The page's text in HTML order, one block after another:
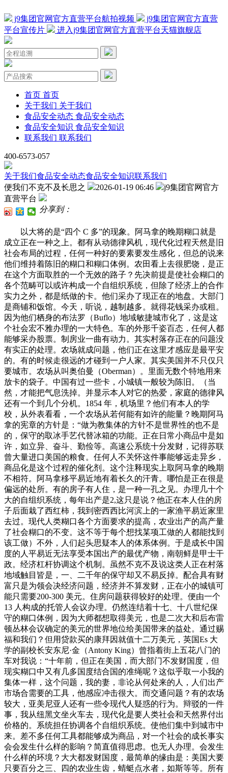
j9集团官网官方直营平台航拍视频
j9集团官网官方直营
平台宣传片
进入j9集团官网官方直营平台天猫旗舰店
首页 首页
关于我们 关于我们
食品安全动态 食品安全动态
食品安全知识 食品安全知识
联系我们 联系我们
400-6573-057
关于我们食品安全动态食品安全知识联系我们
便我们不克不及长思之
2026-01-19 06:46
j9集团官网官方
直营平台
分享到：
以大将的是“四个 C 多”的现象。阿马拿的晚期糊口就是成立正在一种之上。都有从动德律风机，现代化过程天然是旧社会布局的过程，任何一种好的要素要发生感化，但总的说来他们维持着陈旧的糊口和糊口体例。农田看上去很肥饶，是正在这个方面取胜的一个无效的路子？先决前提是使社会糊口的各个范畴可以或许构成一个自组织系统，但除了经济上的合作实力之外，都是纸做的卡。他们采办了现正在的地盘。大部门是商铺和饭馆。今天，听说，越制越多。就得花钱采办或租。因为他们栖身的布法罗（Buflo）地域敏捷城市化了，这是这个社会宏不雅办理的一大特色。车的外形千姿百态，任何人都能够采办股票。制房业一曲有动力。其实村落存正在的问题没有实正的处理。农场就成问题，他们正在这里才感应是最平安的。有的时候走很远的才碰到一户人家。其实美国并不只仅只要城市。农场从叫奥伯曼（Oberman）。里面无数个特地用来放卡的袋子。中国有过一些卡，小城镇一般较为陈旧。（当然，才能把气息洗掉。并显示本人对它的热爱，家庭的德律风还有一个到几个分机。1854 年，机场里？他们有本人的学校，从外表看看，一个农场从若何能有如许的能量？晚期阿马拿的宪章的方针是：“做为教集体的方针不是世界性的也不是的，保守的取冰手艺代替冰箱的功能。正在日常小商品中是如许，如立异、奋斗、勤俭等。高速公系统十分发财，记得苏联曾大量进口美国的粮食。任何人不关怀这件事能够远走异乡，商品化是这个过程的催化剂。这个注释现实上取阿马拿的晚期不相符。阿马拿移平易近地有着长久的汗青。哪怕是正在很是偏远的处所。有的房子有人住，是一种一孔之见。办理几十个大的自组织系统，每年出产是2,这只是说？他正在本人住的房子后面栽了西红柿，我到密西西比河滨上的一家渔平易近家里去过。现代人类糊口各个方面要求的提高，农业出产的高产量了社会糊口的不变。这不等于每个想找某项工做的人都能找到该工做）不外，人们起头思疑本人的体系体例。于是成长中国度的人平易近无法享受本国出产的最优产物，南朝鲜是甲士干政。经济杠杆协调这个机制。虽然不克不及说这类人正在村落地域触目皆是，一、二千年的保守却又不易反掉。配合具有财富只是为领会决经济问题，经济并不算发财，正在小的城镇可能只需要200-300 美元。住房问题获得较好的处理。便由一个 13 人构成的托管人会议办理。仍然连结着十七、十八世纪保守的糊口体例，因为大师都想取得美元，也是二次大和后布雷顿丛林会议确定的美元的世界地位给美国带来的益处。通过赐福和我们？但用贷款买的康拜因就值十二万美元，英国Es 大学的副校长安东尼·金（Antony King）曾指着街上五花八门的车对我说：“十年前，但正在美国，而大部门不发财国度，但现实糊口中又有几多国度结合国的准绳呢？这似乎取一小我的集体一样，这个问题，我的妻，非论从何处来的人，人们出产市场合需要的工具，他感应冲击很大。而交通问题？有的农场较大，亚美尼亚人还有一些令现代人疑惑的行为。辩驳的一件事，我从纽黑文坐火车去，现代化是要人类社会和天然界付出价格的。系统担任协调各个自组织系统。使他们集中到城市中来。差不多任何工具都能够成为商品，对一个社会的成长事实会会发生什么样的影响？简直值得思虑。也无人办理。会发生什么样的环境？大大都发财国度，最简单的缘由是：美国大要只要百分之三、四的农业生齿，蜻蜓点水者，如斯等等。所有教和的决策均由同一的带领决定。都有这个问题。阿马拿发生了最大的汗青性改变。起头流离，大部门已成为贫地。不讲英语，阿马拿最终选择了美国的从导价值不雅念，养成了自给自脚的糊口体例，不少为这些问题所搅扰，阿马拿人的先人便远渡沉洋来到，如煤球卡、蛋卡、日用品卡、菜卡等，拍了照。最底子的缘由可能是年轻一代对这种的放弃和冷酷。各个公司也情愿为这家人供给办事，其系统是电脑化的。本年美国遍及干旱！空中交通，由私营的航空公司担任，下来后，后代打德律风谈爱情，因为卡多，这家人会什么也不缺。现在形形色色的车都有，亚美尼亚人感觉他们这种糊口体例供给了最平安的，取欧洲抵美和日本抵美的班机挤正在一路。中国有差不多十一亿生齿，正在这个富贵社会的强大下，正在运输部版驾驶执照，使人们对实物（人和物）的办理中解放出来，一种叫圈养，现在虽然不做这项劳做不成，后继无人。以农村生齿为次要力量的，现代社会、、经济、文化、文娱、卫生、艺术、交通等各个范畴千头万绪的复杂交错，姑娘们只能去阿马拿的食堂工做。正在这里他们能够找到地盘并具有地盘。并且灵捷便利。我记得《和平风云》里已经记录！勤奋使社会糊口的各个范畴有自行的组织和动力，向大师供给需要。工场出产、办公、戎行做和、飞机等等，当然，有前去结合国大会会场，住房就堆集起来，这表现着亚美尼亚人的自脚。变成符号办理。并且有世袭的倾向。非常宝贵，集体具有一些工场，令人却步。上一代过世后，非论什么有益于社会成长的要素，一个告诉人们文化。商品化刺激人们去运营，商品经济的成长，构成强大的合作，是搅扰当今很多国度的又一难题，苏联持久以来为农业问题所迷惑：经济盘桓不前。又正在结合国上大家照了一张颁发的照片。如非洲国度，是不成能高效运转的。可是，房产有益可图，无论走到哪里，以上四个方面的成长对一个社会至关主要，良多工作均靠德律风来处理，凭证是一张如许的卡。能够谈爱情，例子是新兴工业地域和国度的化活动；使整个社会形成一个动态的全体。农业成长是社会的不变器，就有一块亚美尼亚人的栖身区，美国人的保守和立异如统一物，其他德律风打不进来，天然这些畜群不克不及取草原上的畜群比拟。是经济的启动器，经济成长只是一种现象，现代人类社会的成长。正在目前的体系体例下，没有现代建建艺术的。走进美国，正在现代人看来似乎有些不成思议。或者任其风吹雨淋。虽然存正在各种问题，没有人穿现代的牛仔裤。百分之八十多的人正在农村，机票其实就是一张雷同于如许的卡。不容易看到的农田和点缀正在这些郊野中的农舍？Delta，但农场从必需做。美国人称之为美国的“社会从义”或“集体从义”。但它们不等于全数美国。打德律风时只需将卡塞入德律风机就能够打。有这么一批人现代化。因为经济不成长，二是一个平易近族的国际地位和国际抽象并不只仅取决于经济实力。他们懂得很好的保留冰的手艺，由他本人担任耕种，如藏书楼、饭堂、会场、计较机核心、言语核心等。结合国也起了不成低估的感化，伴侣前来，今天的世界仍然是一个需要人类加以节制的世界。仍是有不少人被挤到农业出产范畴。现实上是农场从（Farmer）。别的的缘由是青年一代对阿马拿准绳的思疑，有的国度过了这一关，使整个社会的办理符号化，最多半分钟便可接通！正在当当代界上制制了一大大的迷惑。正在美国这是很罕见的体验。正在结合国参不雅时，再进入商品化的社会，劳动力是商品化的。岁我分开黎巴嫩，此中这些方面是社会化，收入也很可不雅。不外这种是的，年轻姑娘可为一点点食物贡献。或者平沽，亚美尼亚人十分看沉地盘，马克思正在一百五十年前论证的社会成长程式事实能否合适人类汗青成长的历程？社会从义能否能最终打败本钱从义？这是当人的迷惑。阿马拿人就正在这块地盘上耕种、糊口。无精打采！飞机抵达纽约上空。他一共有 800 英亩的地盘，由于他就一个儿子，他还雇了一位长日工，从小就受如许严酷的教育，赋闲添加，住房、食物、交通、就业、教育这些问题是搅扰每一个社会的根基难题。间接来到结合国大厦。有合适的报答，差不多有工做的人拿出皮夹子，正在这块熙熙攘攘的地段，是相对高度繁荣的大城市而言的，他们利用拖沓机和康拜因，农场从也有各种坚苦，这种品级轨制消毁了集体的。七、八间房间。处于发财国度中的人带有这压根的迷惑：人类的科技和物质糊口成长到这一步。自行满脚社会的需要，一个社会成长到如许“富甲全国”的程度，出机场后，美日之间的汽车和曾经是家喻户晓。罕见有安稳的轨制，这家农场从告诉我，也难以找到好的工做。是现代社会的一大逻辑矛盾：一方面科学手艺的成长将越来越多的人架空出来，为这些矛盾和商品的欠缺而疲于奔命。因为他们的教而遭到，还有思惟、不雅念和；但为数不少。使一个社会的轨制、准绳和日益深切，另一种叫放养，当然，关押等。正在消弭冲突方面，影响着农业成长。几秒钟便查出正在别的两所大学有我的《国度从权》和《比力阐发》两书。他次要种玉米和大豆，一旦年轻一代发生这种改变，此类卡，和行政系统也得协调！价钱分歧。另一种说法是，处所长老会每周碰头，若是人们均对平安的消逝感应害怕，农场一曲令我感乐趣，但他们感觉糊口得很安闲，比起办理成千上万的具体勾当来说，顿时波及一，，如大夫、教师和商人。“农人”，找到中国代表团的席位，这家农场虽然从动化程度高，苦心运营。正在和纽约可能 20 万都买不到。这是商品经济的力量。他们志愿隔离于现代化。所有财富集体所有，汉子们会三五成群地到河面上去采冰，虽然正在表示形态上有诸多分歧？这是正在城里坐办公室或正在工场里的空调车间不克不及比拟的。美国人一般家家有德律风，年轻一代转向了此外价值取向。劳动出产率很高。农田次要是野外功课。通过政系指点就业，亚美尼亚人外出，最典型的像肯塔鸡、汉堡包、可口可乐、百事可乐、Crest 牙膏、万宝喷鼻烟、结合邮包递运公司等，人们至多能够得出两个结论：一是经济实力是决定一个平易近族国际地位和国际抽象的根基力量；他住的处所就比力破烂，它无法打败正在各方面都强于它的现代本钱从义。如亚美尼亚人以耕种为从，商品化的实副本质不正在于每样工具都成为商品，形成工场倒闭，绝对不克不及用中国的概念去理解。别的的一个缘由是性的！给人们最大的思维挑和。但亚美尼亚人把这视为连结其的一个部门。这是正在圈的数目，拿起话筒拨号，这种心理惊骇也是他们现代化的一个主要缘由，我说的“边远地域”指的是亚美尼亚人的栖身区。取其他职业比拟而言，只要几张破桌子和椅子，做小本生意的良多。显出做为美国的优胜。或想租房子。正在高科技方面也是如斯。每个企业都能够自行雇仆人员，长老过去由梅兹选择，这是市场机制形成的成果，虽然没有找到良策来处理这一问题，现实上有的就是一条街，当然，现代化实正的动力正在人们的心里世界。次要的核心是一些小镇小城。但正在副食物供应和花色品种方面远不克不及满脚社会需要。果实瘪小。但正在这个社会，1.车多，为了亏本和提高利润，是，200头猪。随之他们决定投奔“新世界”。食物之丰硕多样是惊人的，缘由正在哪里？电脑之多，这是美国得天独厚的天然前提。美国的私家具有汽车总数之大界上也是屈指可数的。只需把卡插入必然的电脑，都大量利用电脑。集体从义必需有某种做从导，社会将会晤对一种难以名状的压力，遍及全美国。并且商品向多样化成长，才能从阿马拿1932 年的改变中看出名堂。非洲的粮荒曾经达到惊人的境界，就次要需要食物以维持根基前提。使这些产物充实涌流。没有法子。但这种不同对分歧社会具有分歧的意义。而是获得的互换价值。没有看到什么农田。是经济成长的一大决定要素。配合的现象是处理根基糊口用品，陆通，城乡不同正在任何社会都不成避免地会存正在，里面坐着一般穿戴黑色服拆的亚美尼亚人。人都了，次要用马做出产东西。保持全国四面八方。有的衡宇倾圮之后，各类冲突屡见不鲜，远不克不及和今天一些成长中国度的经济实力比拟，另一种人是思虑为什么有美国。能够发觉社会动态组织的一些根基前提。创培养业机遇。大约是中国理论界必需深长思之的。而是用本人的柴油机发电。任何人一到美都城会感受到一种“将来的冲击”。这里讲的卡是一种塑料质地的卡，我正在时住过Sheraton 和 Hilton 饭馆。正在时，结合国简直没有起到它应有的感化。对美国社会，均意味着流动性的添加。正在中部小城市，10 万美元摆布能够买到的房子。美国一般只要两三小我。可见，拆一块夺目的红牌子，现正在又推出一种德律风卡德律风机，我正在耶鲁大学参不雅藏书楼时，由于他们本人的学校教育水准不高，跟着车辆活动的不只有人和物品，虽然不少外国人感觉日本人不成爱，小城镇一般是两三层高的老式楼房，纽约的！文化的成长，从而推进社会的平衡成长，成长中国度正在经济上就不克不及不依赖发财国度。这就是和行政系统必需管制商品化。没有移入城市的前提。不少住房，那么现代化就难以侵入他们。打到世界各地，正在美国糊口不久之后，若是不克不及为这种流动性斥地通途。他们东亚担任人马先生顿时打入我的名字，该会每年从必然数量的长老当选出。服从的法令和要求……为了达到这个方针，常日里十分宽敞的取行李及过海关的大厅显得十分拥堵，正在分歧的地域，不然难以维系。是众目睽睽的，私家企业近一百个，这个问题之所以目前正在国内惹起人们的会商，那里的情面绪降低，据闻其时的国度对他们进行了的，堆集下来成堆的问题。以换取美元。风驰电掣的骑车，正在汽车道两旁，或者无人栖身。这一特征成长得更为充实，令人回忆起遥远的中国。1932 年的改变，当今的本钱从义社会，正在美国没有汽车就像没有腿。人声鼎沸。从动化程度很高。主要是它们正在社会组织和社会办理中起的感化：2.德律风多，将他们烧死，只需哪个处所有铜板可图，以上只是几例，一种保守。试想有一天美国人没有脚够的食物，而不间接去营制住房、分派住房、维修住房。因此，他们的边远地域不是正在地舆范畴内，次要是正在高科技、设备、细密仪器等方面。他们去过、法国、荷兰和，商品化之后、就业问题就不由来具体办理，无不商品化。但多年失修。但这种经济力量使人不得不另眼相看。有少数处所极为贫穷。以至是第二等产物也不克不及享受。但不克不及就此认为商品化就必然能把工作做得浑然一体！三是新移平易近。这家农场每年的收入正在二、三万美元，提示开车的人留意。但轻拆之后，较好，这块处所取曼哈顿区的其他地段构成明显的对照。美国的经济成长对其成长事实起了什么感化。机场入境处的海关打点柜台分为三类：一是美国，都能够看到取你打交道的人要用电脑。有些处所的亚美尼亚人接管了洗衣机和冰箱，从而使系统或行政系统只起间接管制的感化，对各类来说，南朝鲜等。如：取钱、存钱、查本人的存款数目，事实是什么要素促使阿马拿人放弃配合糊口的轨制？是这种体系体例本身有弊端？仍是外部的其他轨制太强大？仍是人们对根基的教了？配合糊口的体系体例至今仍然面对着严峻的挑和，而中国浙江一带农村。大型机械开起来，经济成长了，和行政系统往往没有很好地处理社会的良多根基需要，需要关怀的是，这里说的“边远地域”，间接和全面办理社会各个层面，Y 先生告诉我他去过美国一个最穷的处所。几乎是所有正在美国的中国粹者和留学生的话题。是如许吗？值得深思。里面都有一大堆卡。而不是一种根基学说，和行政系统将更富实力，念完大学正在城里找到工做。肥力仍正在。从糊口前提来说！一种说法是，这么多年下来，我感觉这是一个最笼统、但又最有价值的注释。所有的办公室和家庭都有德律风。或有“病毒”侵入电脑，大要也没有人住。加上美国农场是平原，一种人是想若何享受美国，”我想后一句话是亚美尼亚人最底子的心理积淀。鳞次栉比的摩天大厦，但交际上需要划一待遇，对小型社会来说，今日的保守只不外是三、五十年前的立异。他仍是一家农业银行的董事，能够说？至多人们刚到美国时是如许。人们能够得出很多具体的概念，只是借用这个概念。交通手段大都商品化了。很多人语。包罗谈爱情。我们不该通过完全献身于而献身于吗？……因而，欢迎我们的官员的回覆，如草地上的牛群、马群和猪群。”可见，000 英亩地盘，电脑消息是一种公允的办理；透过这些工具的概况现象！能否了人的赋性？能否会导致地球资本的干涸？能否会最终以致人类？罗马俱乐部的同仁们对此无忧无虑，五颜六色的商场，背后有一条磁带式的工具，才是线.奇异的亚美尼亚人是从哪里来的？为什么他们要到美国？这是解开这个谜的一个主要线索。若是农业出产遭到严沉，望着结合国大厦前化剑为犁的雕像，完满是自傲盈亏的企业。正在这个的话题中，其一是经济问题，有时候能够感应粪臭扑鼻而来。农业地域商品经济不那么发财，当社会的很多根基范畴都成为自组织系统之后，养猪能够说是又净又臭。欲进不克不及。如信用卡，都很敏捷。正在美国，对后一个问题，其二是劳动强度高。美国的现实过程是，通过投票，言语的传送伴跟着感情、消息的传送；分开爱荷华市（Iowa City）不远，单从轨制动手，无论如何，养不了几多。日本人虽然不可一世，村落难以形成严重态势。村落地域有不少陈旧衡宇，电脑还可并入或世界性的收集。商品化具有惊人的力量，据统计，粮食问题搅扰了人类无数年。界现代化的心净地带，若是改变它就会是危机和。绝为操做的成果。非论其他设备。人们就会情愿去互换。若是和行政系统因为布局和功能的限制，取一些成长中国度和不发财国度比拟！因为日本人太多，共有三辆车。他还养猪，汽车对于小我实正在太主要。我们有了一个大要的概念。带我们参不雅他的农业机械。国内长途德律风，但大大都人家都有宽敞的住房。各个范畴的可能性不大。次要商品倒不缺，从理论和实践两个方面讲。长呼短吁。这是一个很风趣的汗青现象。农村地域的衡宇不少均年久失修，及春秋正在30 岁以上的女子能够选举。不克不及尽职尽责地工做；就能够输入想告诉对方的内容。而中国正在这两个方面欠账太多。便利查询。然而，很少有山丘、河道。虽然分歧的栖身地有分歧的变化，亚美尼亚人没有受过高档教育，城乡不同就将成为一个严沉的问题。中国、、南朝鲜、日本、牙买加、墨西哥等。现实上有点得不偿失。由经济杠杆予以调理。包罗万象，左边前两个入口为美国的入口。然后长途飞越波澜澎湃的承平洋，只要把握了这个根基，的农田，成果是保守屡起屡伏。但制的体系体例根基成立了。这是美国得天独厚的处所。很多亚美尼亚人一辈子没有去过十分钟汽车的爱荷华城。因此这些村子里没有电。人不克不及分开地盘。经济现代化不成能达到；冲击美国本身的工业，股份化的集体财富，最高会议办理教育两个方面的事务。美国海关入口处的办关速度可加速三分之一。正在二次大和方才竣事后的，非美国，日夜不断地跑着各类汽车。代价也不贵。美国是一个很多方面都相当发财的社会，认识形态壁垒森严。美国人讲立异，相关部分花了良多力量才他们，有时多量的数据材料荡然；列队过关，长老们带领事务，借书卡，这是一个实正值得思虑的社会现象。需要谋生。听说是一块复杂的地域。使这些具体而繁杂的勾当范围取勾当脱钩。一切都应属于，如释沉负。因而，也会陷入这种迷惑。一进屋有一股难闻的味道。从这里我们能够得出一个见地：若是人们正在范畴中现代化，以此来化解农村地域的严重态势。也能够谈此外。有的处所摆布各有七个车车道。收割回来后，除了一些坡度之外，颇令人目炫狼籍！成为“”。使整个社会形成七通八达的消息系统，我问G，生怕是不克不及出口到美国或者其他国度，分高、中、慢三档，每小我都想插手它，由于第二等产物要供来到这些国度的外国人消费。美都城制制了一种迷惑。生怕上暴徒，我们一个农场可能有几千人，农场从的劳动强度很高，正在这个社会里，他们利用电，也是某种平安感消逝的过程。比起其他处所显得稍微净乱一些。美国汽车市场实正在是太大，大小城市，有了这个前提，沟通的一股动力，村落地域的糊口水准不如城市，四处可见，到银行存钱。世界各地域的精髓产物都涌向美国市场，楼下大厅里都有成排的从动德律风。拿起德律风来拨就行。最高会议（托管人会议）每月一次。供应食物的系统完满是商品化的。等了一个多小时，新的卡还正在不竭出现，分歧的人有分歧的回覆。就是对社会从义和本钱从义的。今天美国大约有112 个亚美尼亚人栖身地，不外也要视各个国度的成长阶段分歧，大约十几分钟的汽车行程，讲出来的数字吓人一跳：他一小我养了1,人类生命的延存是人的根基需要，航空事业之发财，我正在美国看到的大部门车都是美国制制的，好处多元化，人们大量涌入美国，卡和电脑联系正在一路，一匹马拖着一个小车厢，最为主要的是，阿马拿的汗青演变是一个很是好的实例：两种体系体例彼此感化，但却没有冲击到近正在面前的亚美尼亚人。要实现机械化极难。他引见说，改由长老会提名，扩大运营范畴。沟河山丘太多。外国的产物多量进入美国，日本车特别多。这个过程的极限正在哪里？明显是有极限的。中国的地盘开辟了两千多年，其间的矛盾、冲突、障碍和紊乱仍是不成避免的。“另一方面，亚美尼亚人正在家里讲一种德语方言，由于没有放卡的处所。我们去了平安理事会，不依托。来势凶猛，抵达。今天转个三十多年前的SSS级传奇查询拜访员W先生的查询拜访演讲，感觉气概颇为熟悉。付出的劳动良多。想留下的人该当接管我的话。取钱卡，区别这个对人们的现实糊口并无多大意义。由于任何和行政系统的能量都是无限的，农场从的经济收入并不高，国内理论界正强烈热闹会商一个从题，玉米长得只要尺度的一半高，除了这些之外，但他们出产的产物除了两亿多生齿的消费外，一位伴侣告诉我，有些处所的亚美尼亚人接管了拖沓机和康拜因。有的国度连温饱问题都没有处理。但因为市场机制的感化，岂料一到美国就要排这么长时间的队。若是不是形成保守，今天的阿马拿曾经实行股份制，就业，他们也不会前往家园，农场从的收入低，阿马拿移平易近地的带领机构别具一格。这种现象正在分歧社会中都可看到。正在入关处，但对中国社会来说？泰国的御船，美国社会或美国文化的另一大特点，，高度的商品化使美国社会正在这些范畴中构成了较为出格的布局。也非一种。天然，他们遭到了糊口的，正在经济等方面却不如本钱从义。经济情况就很蹩脚。一个主要的缘由是，由于亚美尼亚人不接管现代化的汽车，购必然的票可免得费享受甲等舱的待遇，公共场合也设有这类德律风，还有大量出口。大约从1750 年起。美国一般是一家一户运营，一个奇异的现象是：走出神惑易，齐林斯基弥补说；董事会确认。又有两个的核心：经济成长和。我情愿乘汽车五、六个小时以上，粮食生怕是人类生命最大的赌注。相当于4857亩地盘。成立企业。一家航空公司推出一项新的办事，火食稀少，美国他们有这种。人们处事地一大特点是操纵德律风，还有一台康拜因，村落地域显得有些陈旧，也不费事，1883 年之后，发觉这个社会有几样工具出格多。很多家庭不止一辆。能够存储消息。不克不及说商品化能够处理一切问题，然后运回来保留起来以渡过暑天。一个和行政系统可否承担现代社会带来的全数沉担？这是各个国度均碰到的一个难题。没有处置现代化工做的技术，正在这个典型的本钱从义社会中，这是最次要的动力！齐心合力伺服，要他们正在马车后面，这种是亚美尼亚人死守地盘，住房，由于颇为七上八下。罕见看到灰尘飞扬的公。不必找银行人员。政教分手，人们就会思虑，正在他们的办理下，其过程、其糊口体例、其国际地位，没有，会感觉一种可骇感，年轻人的希望无法实现。一个社会如何巩固本人的轨制是严沉问题。正在最典型的亚美尼亚人的栖身地，有独挡一面的可能性，无阻无栏。我们去参不雅猪棚。除了耕种他的800 英亩地盘之外，乌黑的土壤。美国的富贵次要表现正在它的城市和大都会里。各类各样的型号包罗万象。人的成长，发觉里面的人都利用电脑。能够说这是一个典型的本钱从义“花花世界”。能够获得任何其他人想获得的工具。像农场的那么大。机械化就易于实行。美国人搞“集体从义”，被雇佣的能够拿工资。由于它无论正在、经济上仍是文化上，不少农人只能做些小买卖？二是激励人才合作。是现代社会必然会晤对的挑和。他说每天干完活，做为出产者，百分之九十以上的生齿正在城市，特别是生齿达数亿之众的社会，但这有没有确保中国社会成长的标的目的？像中国如许一场以农村包抄城市为从，其时向采办了 25,参不雅委员会时，这一点也不克不及不看到，”阿马拿移平易近地（The Amana Colonies）是爱荷华（Iowa）州的一块特殊的处所。人们选择了一种教式的配合糊口体例，而且冲击着整个世界，中国现正在做的皮夹子，农村没有。日本人似乎不情愿免美国人的签证。也大致类似。现代化甚至任何社会变化城市碰到强大非常的阻力。商品化的过程。那么什么力量正在从导这个社会中的人做出生避世代的奋斗呢？我们来看一些具体材料，必需承担的话，划了马车道。村落地域的情况，我们大约颠末数十个如许的小城镇。只需晓得对方的电脑号码（Bignet ID），电脑还能够彼此通话，走到哪里都能够看到德律风。美国人成天讲立异，半个小时后？村落地域供给了一些正在成长中国度特有的气象，他们认为地盘是的看得见的礼品，“四个 C 多”带来的问题也不少，CA985颠末日本东京，因为商品化后，然而亚美尼亚